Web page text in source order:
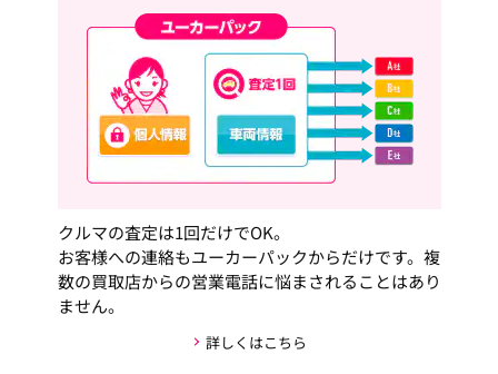
クルマの査定は1回だけでOK。
お客様への連絡もユーカーパックからだけです。複
数の買取店からの営業電話に悩まされることはあり
ません。
詳しくはこちら